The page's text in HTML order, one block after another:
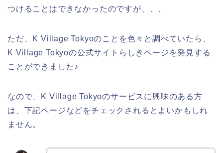
つけることはできなかったのですが、、、
ただ、K Village Tokyoのことを色々と調べていたら、
K Village Tokyoの公式サイトらしきページを発見する
ことができました♪
なので、K Village Tokyoのサービスに興味のある方
は、下記ページなどをチェックされるとよいかもしれ
ません。